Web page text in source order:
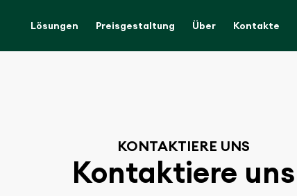
Lösungen Preisgestaltung Über Kontakte
KONTAKTIERE UNS
Kontaktiere uns